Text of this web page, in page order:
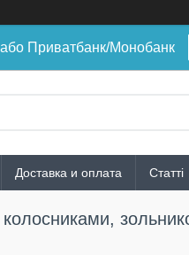
Приватбанк/Монобанк
Доставка и оплата Статті
колосниками,